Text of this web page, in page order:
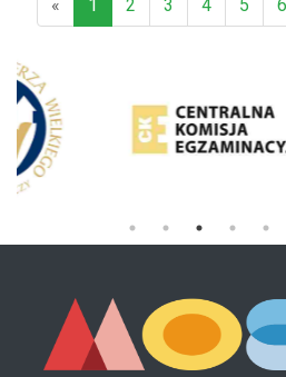
«
1
2 3 4 5 6